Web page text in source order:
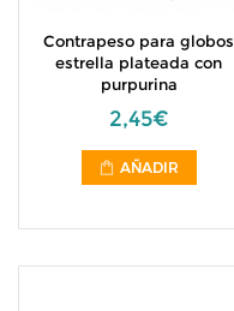
Contrapeso para globos
estrella plateada con
purpurina
2,45€
AÑADIR